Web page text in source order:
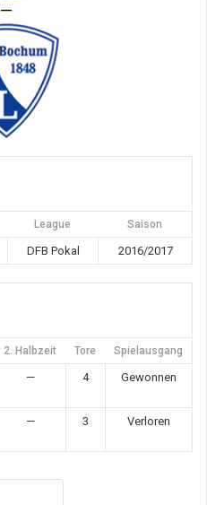
—
League Saison
DFB Pokal 2016/2017
2. Halbzeit Tore Spielausgang
— 4 Gewonnen
— 3 Verloren